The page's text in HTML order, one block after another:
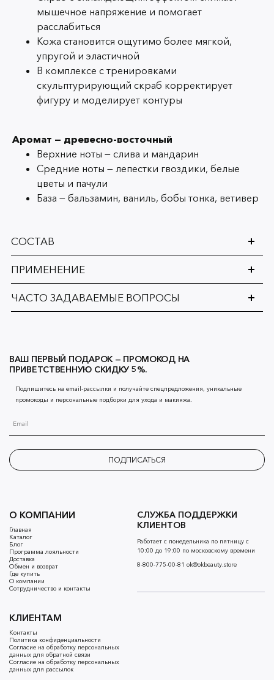
мышечное напряжение и помогает
расслабиться
Кожа становится ощутимо более мягкой,
упругой и эластичной
В комплексе с тренировками
скульптурирующий скраб корректирует
фигуру и моделирует контуры
Аромат — древесно-восточный
Верхние ноты — слива и мандарин
Средние ноты — лепестки гвоздики, белые
цветы и пачули
База — бальзамин, ваниль, бобы тонка, ветивер
СОСТАВ
ПРИМЕНЕНИЕ
ЧАСТО ЗАДАВАЕМЫЕ ВОПРОСЫ
О КОМПАНИИ
Главная
Каталог
Блог
Программа лояльности
Доставка
Обмен и возврат
Где купить
О компании
Сотрудничество и контакты
КЛИЕНТАМ
Контакты
Политика конфиденциальности
Согласие на обработку персональных
данных для обратной связи
Согласие на обработку персональных
данных для рассылок
СЛУЖБА ПОДДЕРЖКИ
КЛИЕНТОВ
Работает с понедельника по пятницу с
10:00 до 19:00 по московскому времени
8-800-775-00-81 ok@okbeauty.store
ВАШ ПЕРВЫЙ ПОДАРОК — ПРОМОКОД НА
ПРИВЕТСТВЕННУЮ СКИДКУ 5%.
Подпишитесь на email-рассылки и получайте спецпредложения, уникальные
промокоды и персональные подборки для ухода и макияжа.
ПОДПИСАТЬСЯ